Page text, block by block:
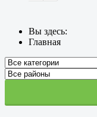
Вы здесь:
Главная